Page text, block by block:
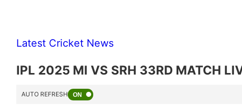
Latest Cricket News
IPL 2025 MI VS SRH 33RD MATCH
AUTO REFRESH